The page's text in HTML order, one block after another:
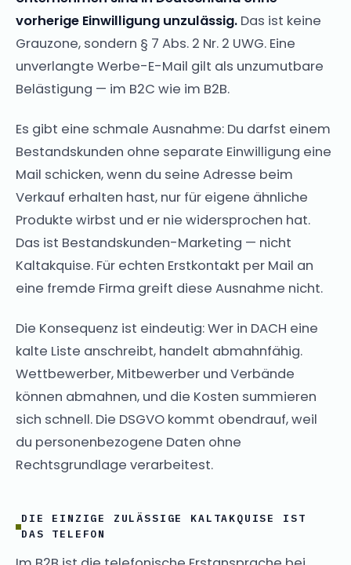
vorherige Einwilligung unzulässig. Das ist keine
Grauzone, sondern § 7 Abs. 2 Nr. 2 UWG. Eine
unverlangte Werbe-E-Mail gilt als unzumutbare
Belästigung — im B2C wie im B2B.
Es gibt eine schmale Ausnahme: Du darfst einem
Bestandskunden ohne separate Einwilligung eine
Mail schicken, wenn du seine Adresse beim
Verkauf erhalten hast, nur für eigene ähnliche
Produkte wirbst und er nie widersprochen hat.
Das ist Bestandskunden-Marketing — nicht
Kaltakquise. Für echten Erstkontakt per Mail an
eine fremde Firma greift diese Ausnahme nicht.
Die Konsequenz ist eindeutig: Wer in DACH eine
kalte Liste anschreibt, handelt abmahnfähig.
Wettbewerber, Mitbewerber und Verbände
können abmahnen, und die Kosten summieren
sich schnell. Die DSGVO kommt obendrauf, weil
du personenbezogene Daten ohne
Rechtsgrundlage verarbeitest.
DIE EINZIGE ZULÄSSIGE KALTAKQUISE IST
DAS TELEFON